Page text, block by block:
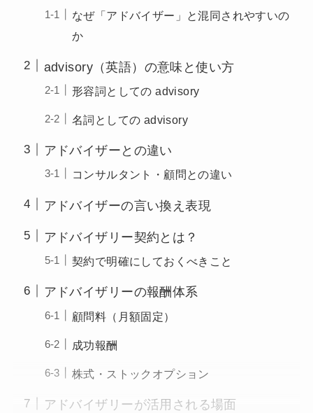
なぜ「アドバイザー」と混同されやすいの
か
advisory（英語）の意味と使い方
形容詞としての advisory
名詞としての advisory
アドバイザーとの違い
コンサルタント・顧問との違い
アドバイザーの言い換え表現
アドバイザリー契約とは？
契約で明確にしておくべきこと
アドバイザリーの報酬体系
顧問料（月額固定）
成功報酬
株式・ストックオプション
アドバイザリーが活用される場面